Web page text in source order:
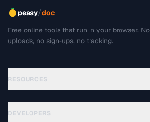
peasy/doc
Free online tools that run in your browser. No
uploads, no sign-ups, no tracking.
RESOURCES
DEVELOPERS